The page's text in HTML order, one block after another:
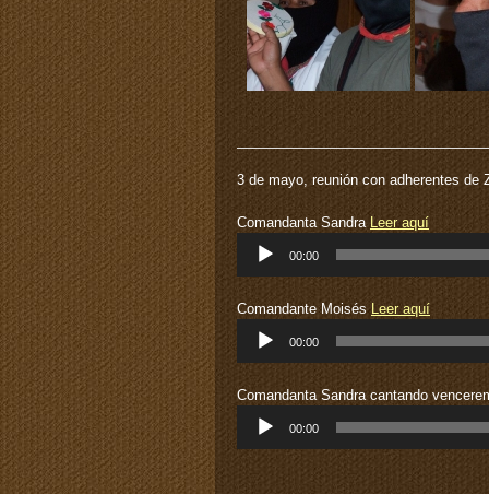
3 de mayo, reunión con adherentes de
Comandanta Sandra
Leer aquí
Reproductor
00:00
Comandante Moisés Leer aquí
Reproductor
audio
00:00
Comandanta Sandra cantando
Reproductor
audio
00:00